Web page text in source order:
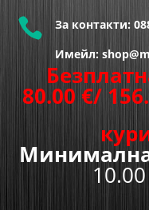
 За контакти:
Имейл:
80.00 €/